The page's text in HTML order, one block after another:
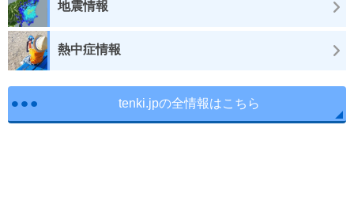
地震情報
熱中症情報
tenki.jpの全情報はこちら